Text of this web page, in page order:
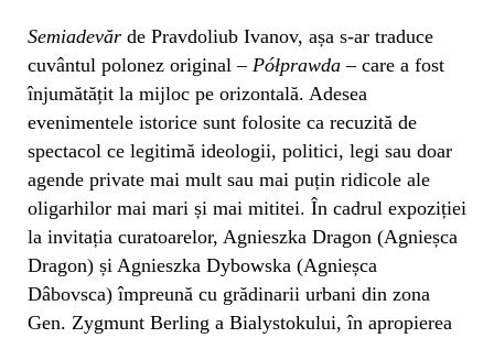
Semiadevăr de Pravdoliub Ivanov, așa s-ar traduce
cuvântul polonez original – Półprawda – care a fost
înjumătățit la mijloc pe orizontală. Adesea
evenimentele istorice sunt folosite ca recuzită de
spectacol ce legitimă ideologii, politici, legi sau doar
agende private mai mult sau mai puțin ridicole ale
oligarhilor mai mari și mai mititei. În cadrul expoziției
la invitația curatoarelor, Agnieszka Dragon (Agnieșca
Dragon) și Agnieszka Dybowska (Agnieșca
Dâbovsca) împreună cu grădinarii urbani din zona
Gen. Zygmunt Berling a Bialystokului, în apropierea